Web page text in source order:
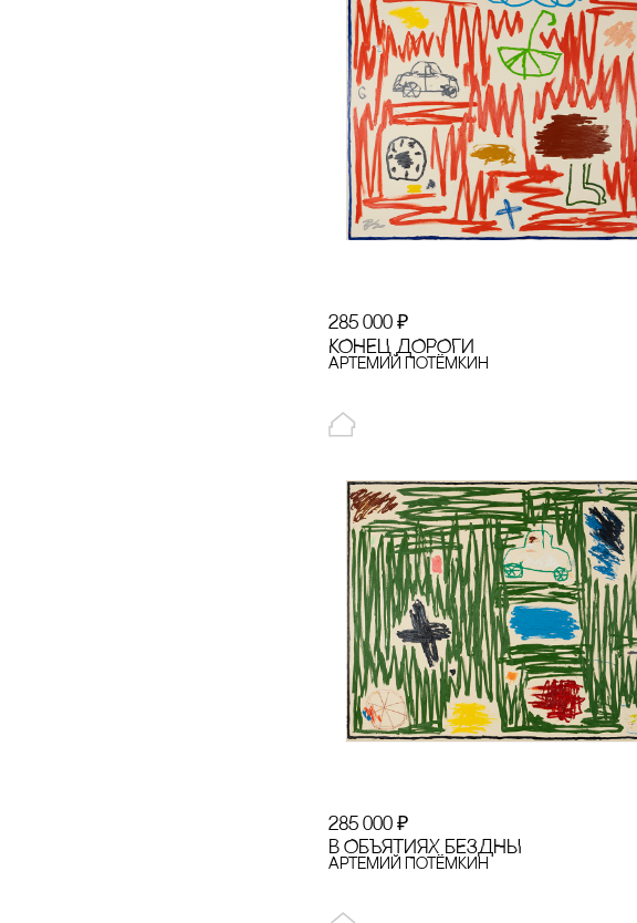
285 000 ₽
КОНЕЦ ДОРОГИ
Артемий Потёмкин
285 000 ₽
В ОБЪЯТИЯХ БЕЗДНЫ
Артемий Потёмкин